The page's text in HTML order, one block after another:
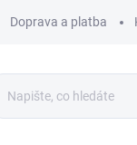
Doprava a platba